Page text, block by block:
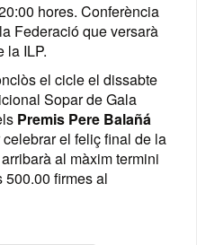
hores. Conferència
Federació que versarà
la ILP.
el cicle el dissabte
Sopar de Gala
Premis Pere Balañá
el feliç final de la
al màxim termini
500.00 firmes al